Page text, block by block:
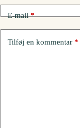
E-mail*
Tilføj en kommentar *